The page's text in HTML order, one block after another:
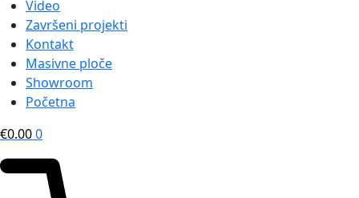
Video
Završeni projekti
Kontakt
Masivne ploče
Showroom
Početna
€0.000